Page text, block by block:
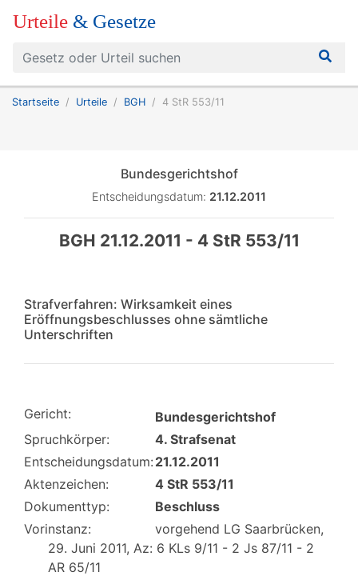
Urteile & Gesetze
Startseite Urteile BGH 4 StR 553/11
Bundesgerichtshof
Entscheidungsdatum: 21.12.2011
BGH 21.12.2011 - 4 StR 553/11
Strafverfahren: Wirksamkeit eines
Eröffnungsbeschlusses ohne sämtliche
Unterschriften
Gericht:
Bundesgerichtshof
Spruchkörper:
4. Strafsenat
Entscheidungsdatum: 21.12.2011
Aktenzeichen:
4 StR 553/11
Dokumenttyp:
Beschluss
Vorinstanz:
vorgehend LG Saarbrücken,
29. Juni 2011, Az: 6 KLs 9/11 - 2 Js 87/11 - 2
AR 65/11